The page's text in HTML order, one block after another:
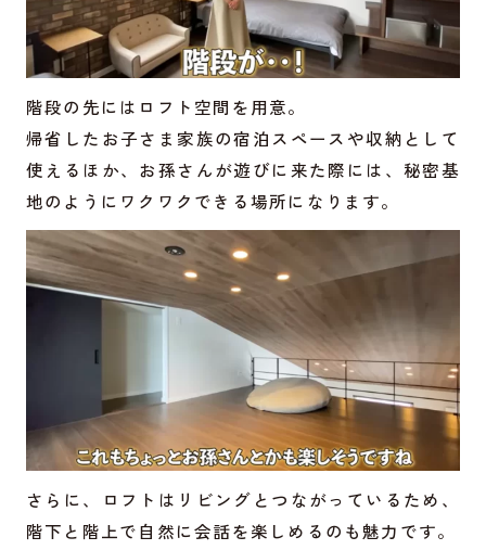
階段の先にはロフト空間を用意。
帰省したお子さま家族の宿泊スペースや収納として
使えるほか、お孫さんが遊びに来た際には、秘密基
地のようにワクワクできる場所になります。
さらに、ロフトはリビングとつながっているため、
階下と階上で自然に会話を楽しめるのも魅力です。